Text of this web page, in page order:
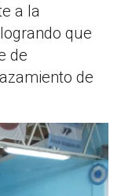
a la
que
de
de